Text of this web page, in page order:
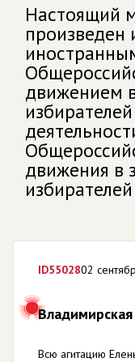
Настоящий
произведен
движением
движения в
ID5502802
Всю агитацию